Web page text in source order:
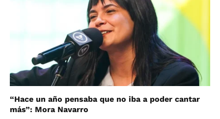
“Hace un año pensaba que no iba a poder cantar
más”: Mora Navarro